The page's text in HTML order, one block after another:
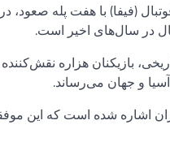
(فیفا) با هفت پله
در سال‌های اخیر است.
بازیکنان هزاره
و جهان می‌رساند.
اشاره شده است که این